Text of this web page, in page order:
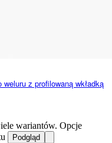
z profilowaną wkładką
wariantów. Opcje
Podgląd